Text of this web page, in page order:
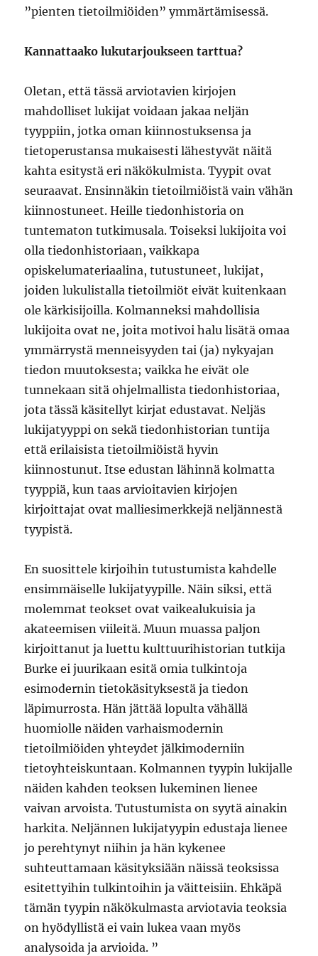
”pienten tietoilmiöiden” ymmärtämisessä.
Kannattaako lukutarjoukseen tarttua?
Oletan, että tässä arviotavien kirjojen
mahdolliset lukijat voidaan jakaa neljän
tyyppiin, jotka oman kiinnostuksensa ja
tietoperustansa mukaisesti lähestyvät näitä
kahta esitystä eri näkökulmista. Tyypit ovat
seuraavat. Ensinnäkin tietoilmiöistä vain vähän
kiinnostuneet. Heille tiedonhistoria on
tuntematon tutkimusala. Toiseksi lukijoita voi
olla tiedonhistoriaan, vaikkapa
opiskelumateriaalina, tutustuneet, lukijat,
joiden lukulistalla tietoilmiöt eivät kuitenkaan
ole kärkisijoilla. Kolmanneksi mahdollisia
lukijoita ovat ne, joita motivoi halu lisätä omaa
ymmärrystä menneisyyden tai (ja) nykyajan
tiedon muutoksesta; vaikka he eivät ole
tunnekaan sitä ohjelmallista tiedonhistoriaa,
jota tässä käsitellyt kirjat edustavat. Neljäs
lukijatyyppi on sekä tiedonhistorian tuntija
että erilaisista tietoilmiöistä hyvin
kiinnostunut. Itse edustan lähinnä kolmatta
tyyppiä, kun taas arvioitavien kirjojen
kirjoittajat ovat malliesimerkkejä neljännestä
tyypistä.
En suosittele kirjoihin tutustumista kahdelle
ensimmäiselle lukijatyypille. Näin siksi, että
molemmat teokset ovat vaikealukuisia ja
akateemisen viileitä. Muun muassa paljon
kirjoittanut ja luettu kulttuurihistorian tutkija
Burke ei juurikaan esitä omia tulkintoja
esimodernin tietokäsityksestä ja tiedon
läpimurrosta. Hän jättää lopulta vähällä
huomiolle näiden varhaismodernin
tietoilmiöiden yhteydet jälkimoderniin
tietoyhteiskuntaan. Kolmannen tyypin lukijalle
näiden kahden teoksen lukeminen lienee
vaivan arvoista. Tutustumista on syytä ainakin
harkita. Neljännen lukijatyypin edustaja lienee
jo perehtynyt niihin ja hän kykenee
suhteuttamaan käsityksiään näissä teoksissa
esitettyihin tulkintoihin ja väitteisiin. Ehkäpä
tämän tyypin näkökulmasta arviotavia teoksia
on hyödyllistä ei vain lukea vaan myös
analysoida ja arvioida. ”